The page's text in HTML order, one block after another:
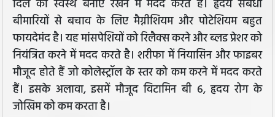
दिल को स्वस्थ बनाए रखने में मदद करते हैं। हृदय संबंधी
बीमारियों से बचाव के लिए मैग्नीशियम और पोटेशियम बहुत
फायदेमंद है। यह मांसपेशियों को रिलैक्स करने और ब्लड प्रेशर को
नियंत्रित करने में मदद करते है। शरीफा में नियासिन और फाइबर
मौजूद होते हैं जो कोलेस्ट्रॉल के स्तर को कम करने में मदद करते
हैं। इसके अलावा, इसमें मौजूद विटामिन बी 6, हृदय रोग के
जोखिम को कम करता है।